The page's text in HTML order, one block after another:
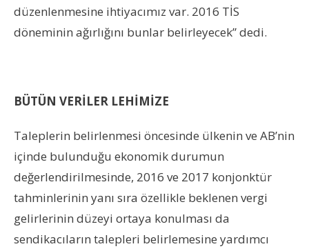
düzenlenmesine ihtiyacımız var. 2016 TİS
döneminin ağırlığını bunlar belirleyecek” dedi.
BÜTÜN VERİLER LEHİMİZE
Taleplerin belirlenmesi öncesinde ülkenin ve AB’nin
içinde bulunduğu ekonomik durumun
değerlendirilmesinde, 2016 ve 2017 konjonktür
tahminlerinin yanı sıra özellikle beklenen vergi
gelirlerinin düzeyi ortaya konulması da
sendikacıların talepleri belirlemesine yardımcı